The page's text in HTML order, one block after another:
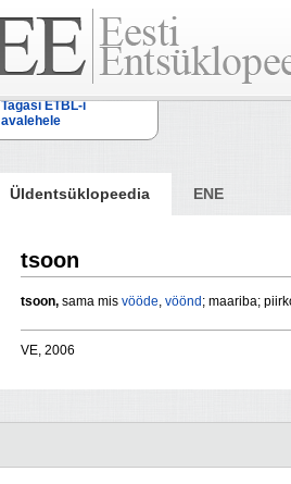
Tagasi ETBL-i
avalehele
Üldentsüklopeedia ENE
tsoon
tsoon, sama mis vööde, vöönd ; maariba;
VE, 2006